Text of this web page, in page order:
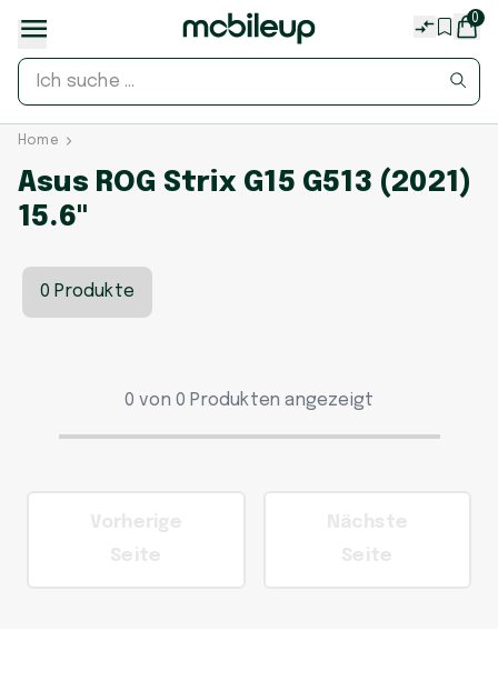
0
Home
Asus ROG Strix G15 G513 (2021)
15.6"
0 Produkte
0 von 0 Produkten angezeigt